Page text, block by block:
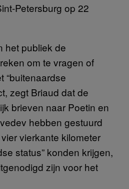
Petersburg op 22
het publiek de
om te vragen of
“buitenaardse
zegt Briaud dat de
brieven naar Poetin en
hebben gestuurd
vierkante kilometer
status” konden krijgen,
zijn voor het